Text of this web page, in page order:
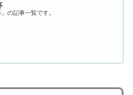
の記事一覧です。